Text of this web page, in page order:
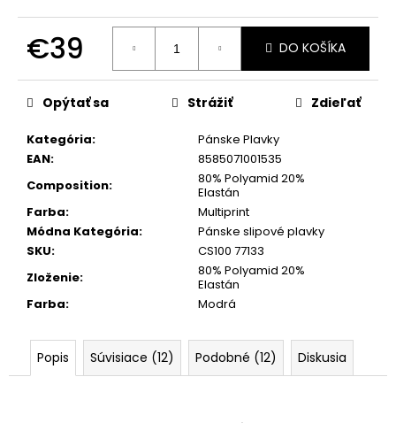
€39
cena:
DO KOŠÍKA
Kategória:
Pánske Plavky
EAN:
8585071001535
Composition:
80% Polyamid 20%
Elastán
Farba:
Multiprint
Módna Kategória:
Pánske slipové plavky
SKU:
CS100 77133
Zloženie:
80% Polyamid 20%
Elastán
Farba: Modrá
Opýtať sa Strážiť Zdieľať
Popis Súvisiace (12) Podobné (12) Diskusia